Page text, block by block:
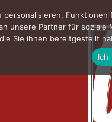
unsere Partner für
Sie ihnen bereitgestellt
Ich